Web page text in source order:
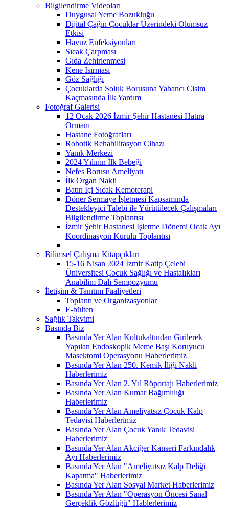
Bilgilendirme Videoları
Duygusal Yeme Bozukluğu
Dijital Çağın Çocuklar Üzerindeki Olumsuz
Etkisi
Havuz Enfeksiyonları
Sıcak Çarpması
Gıda Zehirlenmesi
Kene Isırması
Göz Sağlığı
Çocuklarda Soluk Borusuna Yabancı Cisim
Kaçmasında İlk Yardım
Fotoğraf Galerisi
12 Ocak 2026 İzmir Şehir Hastanesi Hatıra
Ormanı
Hastane Fotoğrafları
Robotik Rehabilitasyon Cihazı
Yanık Merkezi
2024 Yılının İlk Bebeği
Nefes Borusu Ameliyatı
İlk Organ Nakli
Batın İçi Sıcak Kemoterapi
Döner Sermaye İşletmesi Kapsamında
Destekleyici Talebi ile Yürütülecek Çalışmaları
Bilgilendirme Toplantısı
İzmir Şehir Hastanesi İşletme Dönemi Ocak Ayı
Koordinasyon Kurulu Toplantısı
Bilimsel Çalışma Kitapçıkları
15-16 Nisan 2024 İzmir Katip Çelebi
Üniversitesi Çocuk Sağlığı ve Hastalıkları
Anabilim Dalı Sempozyumu
İletişim & Tanıtım Faaliyetleri
Toplantı ve Organizasyonlar
E-bülten
Sağlık Takvimi
Basında Biz
Basında Yer Alan Koltukaltından Girilerek
Yapılan Endoskopik Meme Başı Koruyucu
Masektomi Operasyonu Haberlerimiz
Basında Yer Alan 250. Kemik İliği Nakli
Haberlerimiz
Basında Yer Alan 2. Yıl Röportajı Haberlerimiz
Basında Yer Alan Kumar Bağımlılığı
Haberlerimiz
Basında Yer Alan Ameliyatsız Çocuk Kalp
Tedavisi Haberlerimiz
Basında Yer Alan Çocuk Yanık Tedavisi
Haberlerimiz
Basında Yer Alan Akciğer Kanseri Farkındalık
Ayı Haberlerimiz
Basında Yer Alan "Ameliyatsız Kalp Deliği
Kapatma" Haberlerimiz
Basında Yer Alan Sosyal Market Haberlerimiz
Basında Yer Alan "Operasyon Öncesi Sanal
Gerçeklik Gözlüğü" Hablerlerimiz